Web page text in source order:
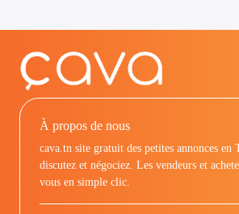
À propos de nous
cava.tn site gratuit des petites annonces en
discutez et négociez. Les vendeurs et
vous en simple clic.